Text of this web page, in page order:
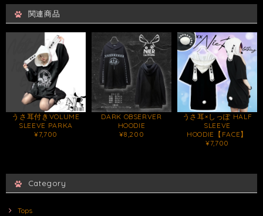
関連商品
うさ耳付きVOLUME
SLEEVE PARKA
¥7,700
DARK OBSERVER
HOODIE
¥8,200
うさ耳×しっぽ HALF
SLEEVE
HOODIE【FACE】
¥7,700
Category
Tops